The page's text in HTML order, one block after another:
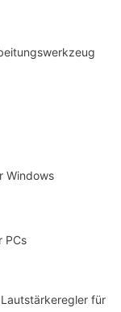
Windows
PCs
für